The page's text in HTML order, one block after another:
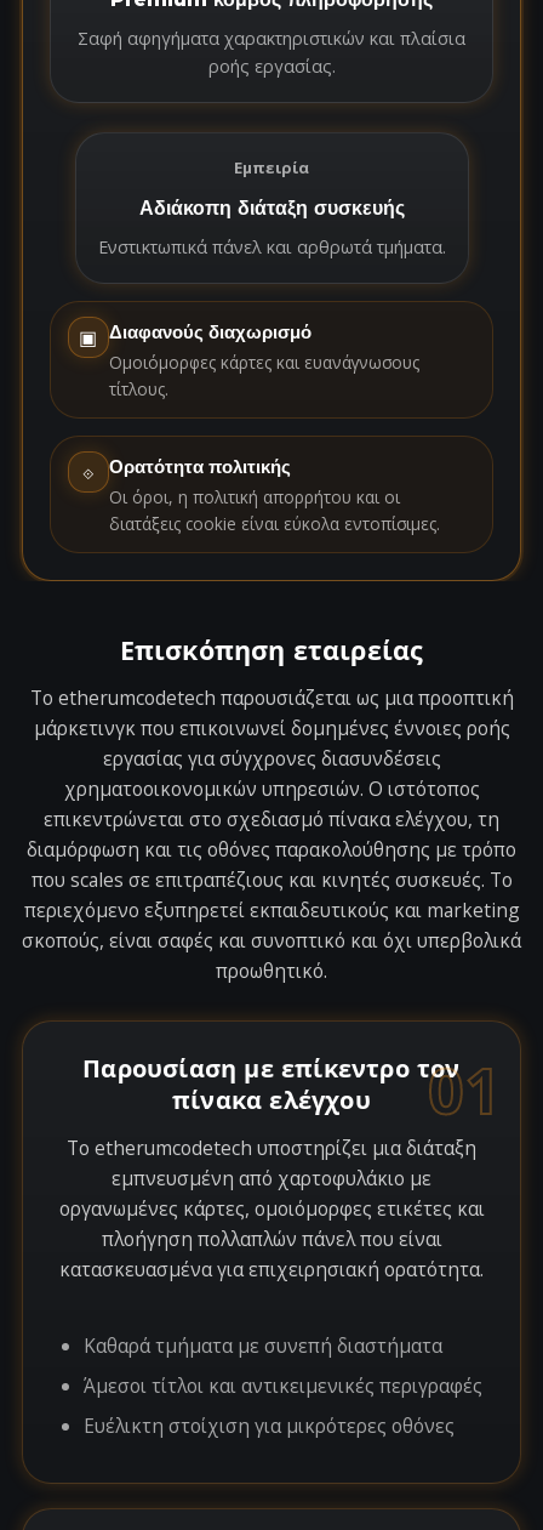
Σαφή αφηγήματα χαρακτηριστικών και πλαίσια
ροής εργασίας.
Εμπειρία
Αδιάκοπη διάταξη συσκευής
Ενστικτωπικά πάνελ και αρθρωτά τμήματα.
▣ Διαφανούς διαχωρισμό
Ομοιόμορφες κάρτες και ευανάγνωσους
τίτλους.
⟐
Ορατότητα πολιτικής
Οι όροι, η πολιτική απορρήτου και οι
διατάξεις cookie είναι εύκολα εντοπίσιμες.
Επισκόπηση εταιρείας
Το etherumcodetech παρουσιάζεται ως μια προοπτική
μάρκετινγκ που επικοινωνεί δομημένες έννοιες ροής
εργασίας για σύγχρονες διασυνδέσεις
χρηματοοικονομικών υπηρεσιών. Ο ιστότοπος
επικεντρώνεται στο σχεδιασμό πίνακα ελέγχου, τη
διαμόρφωση και τις οθόνες παρακολούθησης με τρόπο
που scales σε επιτραπέζιους και κινητές συσκευές. Το
περιεχόμενο εξυπηρετεί εκπαιδευτικούς και marketing
σκοπούς, είναι σαφές και συνοπτικό και όχι υπερβολικά
προωθητικό.
01
Παρουσίαση με επίκεντρο τον
πίνακα ελέγχου
Το etherumcodetech υποστηρίζει μια διάταξη
εμπνευσμένη από χαρτοφυλάκιο με
οργανωμένες κάρτες, ομοιόμορφες ετικέτες και
πλοήγηση πολλαπλών πάνελ που είναι
κατασκευασμένα για επιχειρησιακή ορατότητα.
Καθαρά τμήματα με συνεπή διαστήματα
Άμεσοι τίτλοι και αντικειμενικές περιγραφές
Ευέλικτη στοίχιση για μικρότερες οθόνες